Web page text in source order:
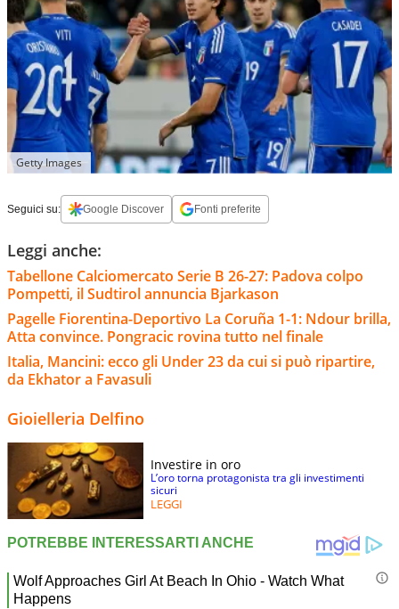
Getty Images
Seguici su: Google Discover Fonti preferite
Leggi anche:
Tabellone Calciomercato Serie B 26-27: Padova colpo
Pompetti, il Sudtirol annuncia Bjarkason
Pagelle Fiorentina-Deportivo La Coruña 1-1: Ndour brilla,
Atta convince. Pongracic rovina tutto nel finale
Italia, Mancini: ecco gli Under 23 da cui si può ripartire,
da Ekhator a Favasuli
Gioielleria Delfino
Investire in oro
L’oro torna protagonista tra gli investimenti
sicuri
LEGGI